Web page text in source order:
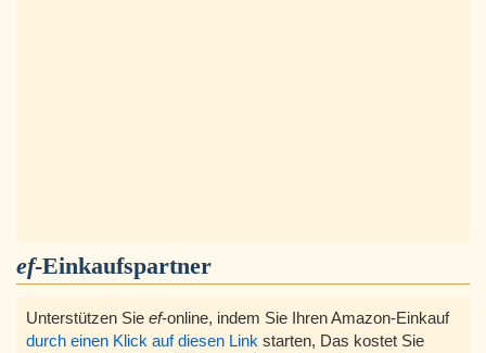
ef-Einkaufspartner
Unterstützen Sie ef-online, indem Sie Ihren Amazon-Einkauf
durch einen Klick auf diesen Link starten, Das kostet Sie